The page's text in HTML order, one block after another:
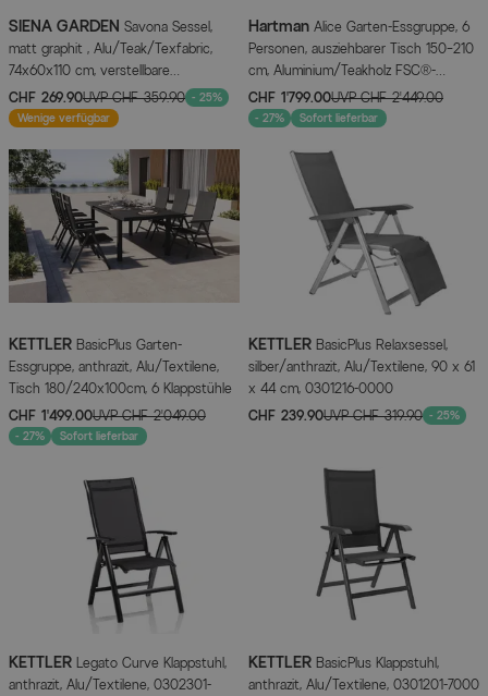
SIENA GARDEN Savona Sessel,
matt graphit , Alu/Teak/Texfabric,
74x60x110 cm, verstellbare
Rückenlehne, inkl. Polster
CHF 269.90UVPCHF 359.90 - 25%
Wenige verfügbar
Hartman Alice Garten-Essgruppe, 6
Personen, ausziehbarer Tisch 150–210
cm, Aluminium/Teakholz FSC®-
zertifiziert
CHF 1’799.00UVPCHF 2’449.00
- 27% Sofort lieferbar
KETTLER BasicPlus Garten-
Essgruppe, anthrazit, Alu/Textilene,
Tisch 180/240x100cm, 6 Klappstühle
CHF 1’499.00UVPCHF 2’049.00
- 27% Sofort lieferbar
KETTLER BasicPlus Relaxsessel,
silber/anthrazit, Alu/Textilene, 90 x 61
x 44 cm, 0301216-0000
CHF 239.90UVPCHF 319.90 - 25%
KETTLER Legato Curve Klappstuhl,
anthrazit, Alu/Textilene, 0302301-
KETTLER BasicPlus Klappstuhl,
anthrazit, Alu/Textilene, 0301201-7000